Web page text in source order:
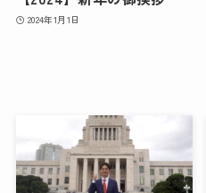
2024年1月1日